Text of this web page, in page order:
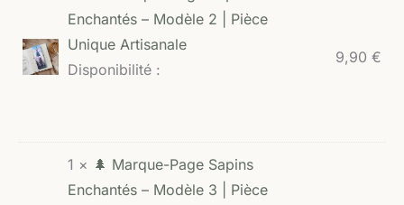
Enchantés – Modèle 2 | Pièce
Unique Artisanale
Disponibilité :
9,90 €
1 × 🌲 Marque-Page Sapins
Enchantés – Modèle 3 | Pièce